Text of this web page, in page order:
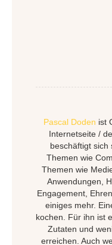
Pascal Doden ist
Internetseite /
beschäftigt sich
Themen wie
Themen wie
Anwendungen,
Engagement,
einiges mehr.
kochen. Für ihn ist
Zutaten und
erreichen. Auch